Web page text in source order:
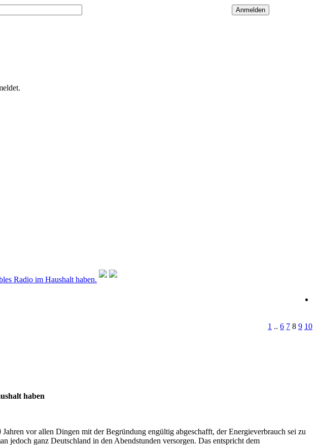
Radio im Haushalt haben.
1 .. 6 7 8 9 10
haben
vor allen Dingen mit der Begründung engültig abgeschafft, der Energieverbrauch sei zu
jedoch ganz Deutschland in den Abendstunden versorgen. Das entspricht dem